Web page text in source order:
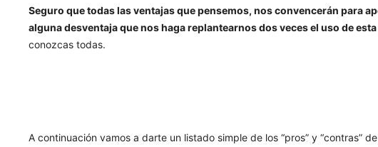
Seguro que todas las ventajas que pensemos, nos convencerán para
alguna desventaja que nos haga replantearnos dos veces el uso de
conozcas todas.
A continuación vamos a darte un listado simple de los “pros” y “contras”